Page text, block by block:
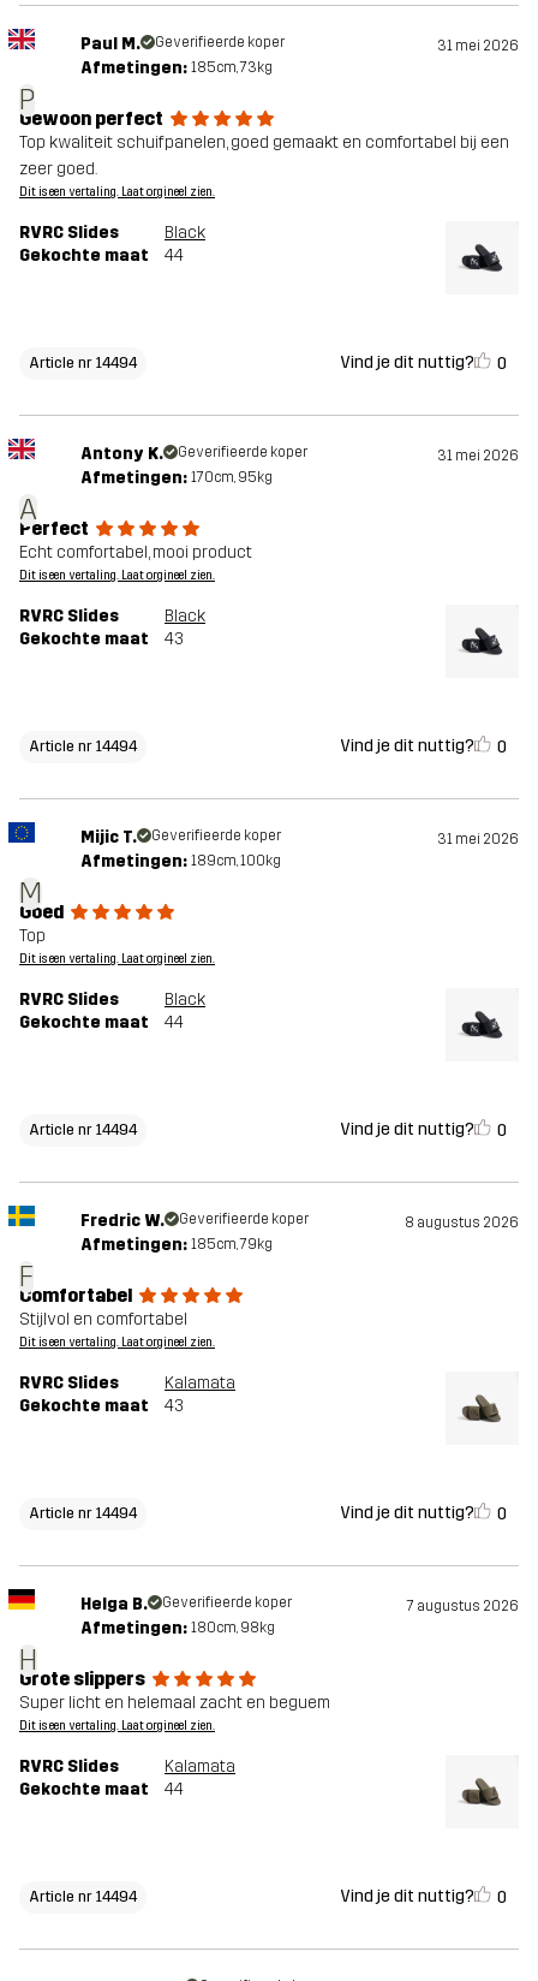
P
Paul M. Geverifieerde koper 31 mei 2026
Afmetingen: 185cm, 73kg
Gewoon perfect
Top kwaliteit schuifpanelen, goed gemaakt en comfortabel bij een
zeer goed.
Dit is een vertaling. Laat orgineel zien.
RVRC Slides
Black
Gekochte maat
44
Article nr 14494 Vind je dit nuttig? 0
A
Antony K. Geverifieerde koper 31 mei 2026
Afmetingen: 170cm, 95kg
Perfect
Echt comfortabel, mooi product
Dit is een vertaling. Laat orgineel zien.
RVRC Slides
Black
Gekochte maat
43
Article nr 14494 Vind je dit nuttig? 0
M
Mijic T. Geverifieerde koper 31 mei 2026
Afmetingen: 189cm, 100kg
Goed
Top
Dit is een vertaling. Laat orgineel zien.
RVRC Slides
Black
Gekochte maat
44
Article nr 14494 Vind je dit nuttig? 0
F
Fredric W. Geverifieerde koper 8 augustus 2026
Afmetingen: 185cm, 79kg
Comfortabel
Stijlvol en comfortabel
Dit is een vertaling. Laat orgineel zien.
RVRC Slides
Kalamata
Gekochte maat
43
Article nr 14494 Vind je dit nuttig? 0
H
Helga B. Geverifieerde koper 7 augustus 2026
Afmetingen: 180cm, 98kg
Grote slippers
Super licht en helemaal zacht en beguem
Dit is een vertaling. Laat orgineel zien.
RVRC Slides
Kalamata
Gekochte maat
44
Article nr 14494 Vind je dit nuttig? 0